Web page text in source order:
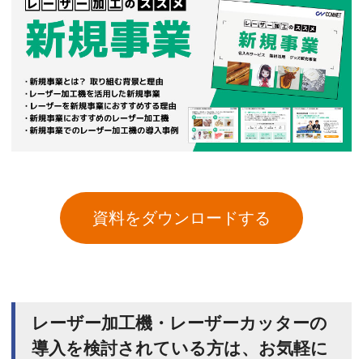
資料をダウンロードする
レーザー加工機・レーザーカッターの
導入を検討されている方は、お気軽に